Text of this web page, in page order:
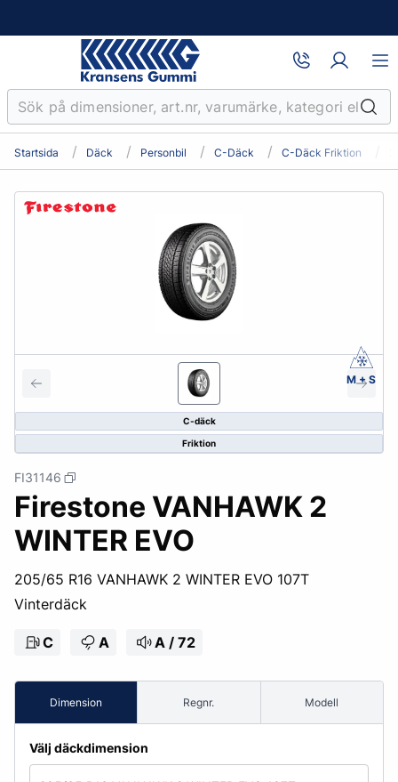
Startsida Däck Personbil C-Däck C-Däck Friktion
C-däck
Friktion
M + S
FI31146
Firestone VANHAWK 2
WINTER EVO
205/65 R16 VANHAWK 2 WINTER EVO 107T
Vinterdäck
C A A / 72
Dimension Regnr. Modell
Välj däckdimension